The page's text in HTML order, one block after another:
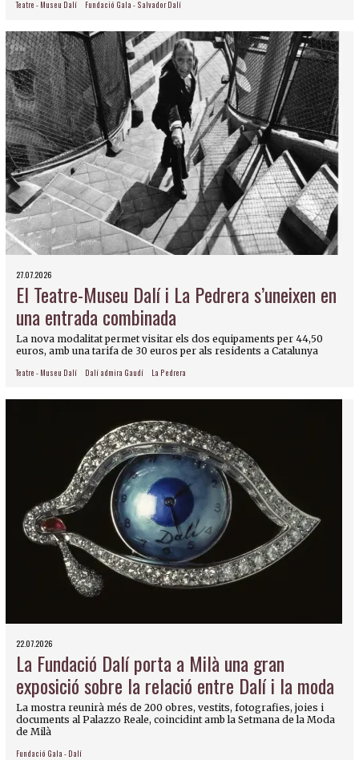
Teatre - Museu Dalí Fundació Gala - Salvador Dalí
27.07.2026
El Teatre-Museu Dalí i La Pedrera s’uneixen en
una entrada combinada
La nova modalitat permet visitar els dos equipaments per 44,50
euros, amb una tarifa de 30 euros per als residents a Catalunya
Teatre - Museu Dalí Dalí admira Gaudí La Pedrera
22.07.2026
La Fundació Dalí porta a Milà una gran
exposició sobre la relació entre Dalí i la moda
La mostra reunirà més de 200 obres, vestits, fotografies, joies i
documents al Palazzo Reale, coincidint amb la Setmana de la Moda
de Milà
Fundació Gala - Dalí